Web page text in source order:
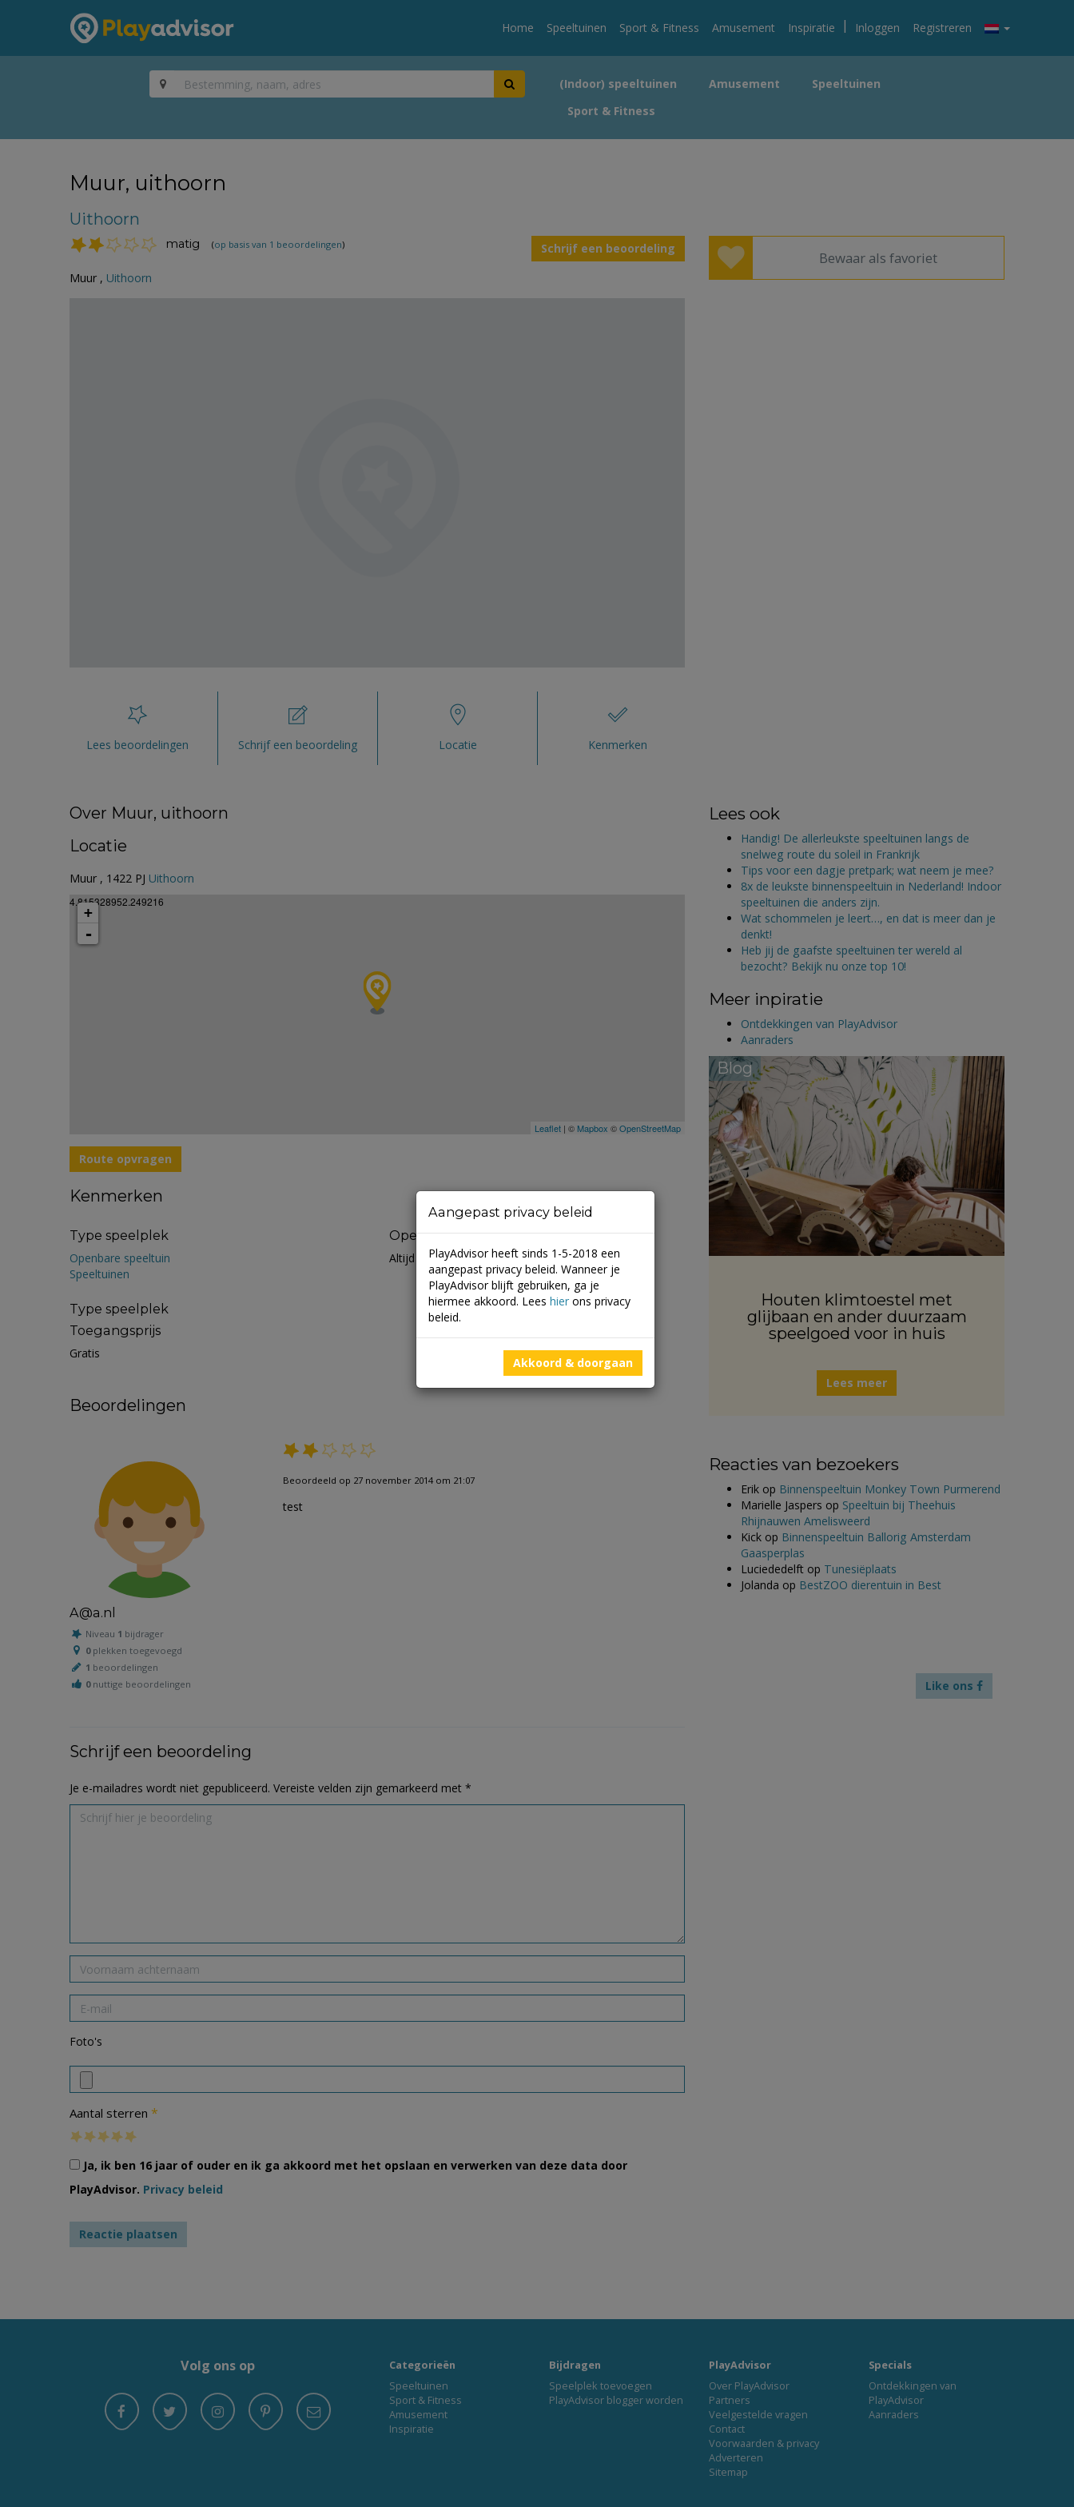
Home Speeltuinen Sport & Fitness Amusement Inspiratie | Inloggen Registreren
(Indoor) speeltuinen Amusement
Speeltuinen
Sport & Fitness
Muur, uithoorn
Uithoorn
Schrijf een beoordeling
matig (op basis van 1 beoordelingen)
Muur , Uithoorn
Bewaar als favoriet
Lees beoordelingen Schrijf een beoordeling Locatie Kenmerken
Over Muur, uithoorn
Locatie
Muur , 1422 PJ Uithoorn
4.815328952.249216
+
-
Leaflet | © Mapbox ©OpenStreetMap
Route opvragen
Kenmerken
Type speelplek
Openbare speeltuin
Speeltuinen
Type speelplek
Toegangsprijs
Gratis
Openingstijden
Altijd open
Beoordelingen
A@a.nl
Niveau 1 bijdrager
0plekken toegevoegd
1 beoordelingen
0nuttige beoordelingen
Beoordeeld op 27 november 2014 om 21:07
test
Schrijf een beoordeling
Je e-mailadres wordt niet gepubliceerd. Vereiste velden zijn gemarkeerd met *
Foto's
Aantal sterren *
Ja, ik ben 16 jaar of ouder en ik ga akkoord met het opslaan en verwerken van deze data door
PlayAdvisor. Privacy beleid
Lees ook
Handig! De allerleukste speeltuinen langs de
snelweg route du soleil in Frankrijk
Tips voor een dagje pretpark; wat neem je mee?
8x de leukste binnenspeeltuin in Nederland! Indoor
speeltuinen die anders zijn.
Wat schommelen je leert…, en dat is meer dan je
denkt!
Heb jij de gaafste speeltuinen ter wereld al
bezocht? Bekijk nu onze top 10!
Meer inpiratie
Ontdekkingen van PlayAdvisor
Aanraders
Blog
Houten klimtoestel met
glijbaan en ander duurzaam
speelgoed voor in huis
Lees meer
Reacties van bezoekers
Erik op Binnenspeeltuin Monkey Town Purmerend
Marielle Jaspers op Speeltuin bij Theehuis
Rhijnauwen Amelisweerd
Kick op Binnenspeeltuin Ballorig Amsterdam
Gaasperplas
Luciededelft op Tunesiëplaats
Jolanda op BestZOO dierentuin in Best
Like ons
Volg ons op
Categorieën
Speeltuinen
Sport & Fitness
Amusement
Inspiratie
Bijdragen
Speelplek toevoegen
PlayAdvisor blogger worden
PlayAdvisor
Over PlayAdvisor
Partners
Veelgestelde vragen
Contact
Voorwaarden & privacy
Adverteren
Sitemap
Specials
Ontdekkingen van
PlayAdvisor
Aanraders
Aangepast privacy beleid
PlayAdvisor heeft sinds 1-5-2018 een
aangepast privacy beleid. Wanneer je
PlayAdvisor blijft gebruiken, ga je
hiermee akkoord. Lees hier ons privacy
beleid.
Akkoord & doorgaan